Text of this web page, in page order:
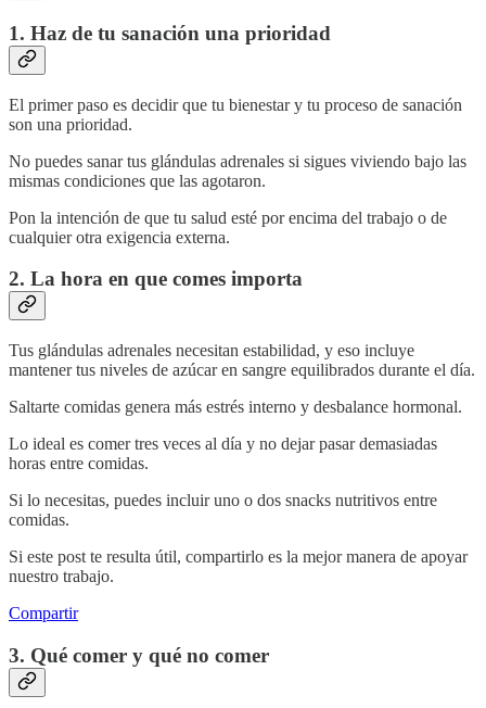
1. Haz de tu sanación una prioridad
El primer paso es decidir que tu bienestar y tu proceso de sanación
son una prioridad.
No puedes sanar tus glándulas adrenales si sigues viviendo bajo las
mismas condiciones que las agotaron.
Pon la intención de que tu salud esté por encima del trabajo o de
cualquier otra exigencia externa.
2. La hora en que comes importa
Tus glándulas adrenales necesitan estabilidad, y eso incluye
mantener tus niveles de azúcar en sangre equilibrados durante el día.
Saltarte comidas genera más estrés interno y desbalance hormonal.
Lo ideal es comer tres veces al día y no dejar pasar demasiadas
horas entre comidas.
Si lo necesitas, puedes incluir uno o dos snacks nutritivos entre
comidas.
Si este post te resulta útil, compartirlo es la mejor manera de apoyar
nuestro trabajo.
Compartir
3. Qué comer y qué no comer